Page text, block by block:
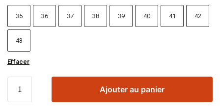
35 36 37 38 39 40 41 42
43
Effacer
Ajouter au panier